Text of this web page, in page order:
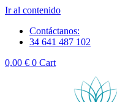
Ir al contenido
Contáctanos:
34 641 487 102
0,00 € 0 Cart